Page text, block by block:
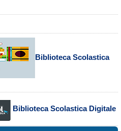
Biblioteca Scolastica
Biblioteca Scolastica Digitale